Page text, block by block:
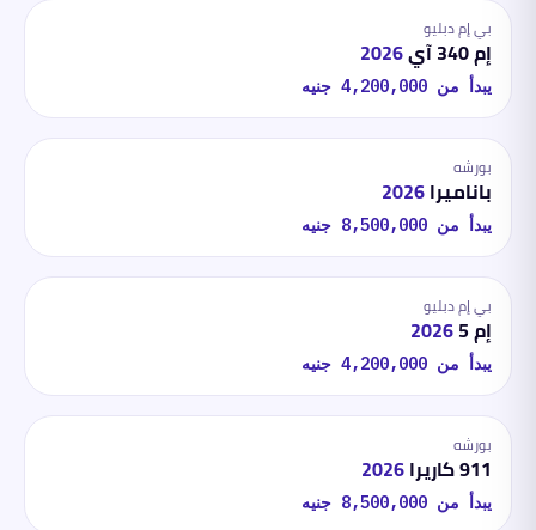
بي إم دبليو
إم 340 آي 2026
يبدأ من 4,200,000 جنيه
بورشه
باناميرا2026
يبدأ من 8,500,000 جنيه
بي إم دبليو
إم 5 2026
يبدأ من 4,200,000 جنيه
بورشه
911 كاريرا 2026
يبدأ من 8,500,000 جنيه